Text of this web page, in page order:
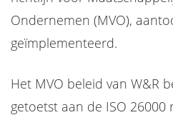
Ondernemen (MVO),
geïmplementeerd.
Het MVO beleid van W&R
getoetst aan de ISO